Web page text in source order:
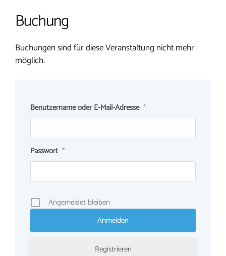
Buchung
Buchungen sind für diese Veranstaltung nicht mehr
möglich.
Benutzername oder E-Mail-Adresse *
Passwort *
Angemeldet bleiben
Registrieren